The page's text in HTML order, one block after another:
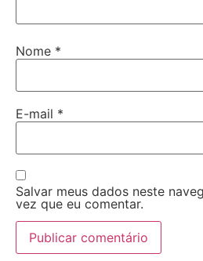
Nome *
E-mail *
Salvar meus dados neste
vez que eu comentar.